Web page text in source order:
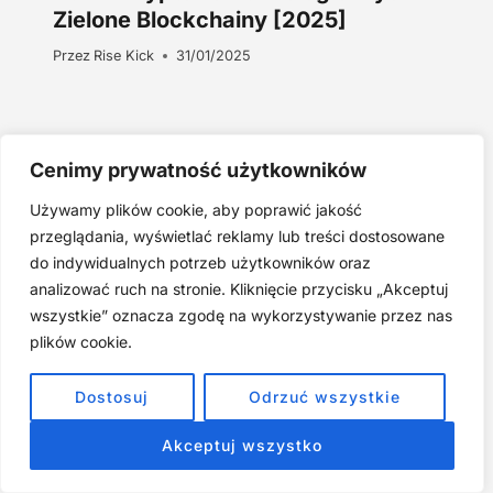
Cenimy prywatność użytkowników
Używamy plików cookie, aby poprawić jakość
przeglądania, wyświetlać reklamy lub treści dostosowane
do indywidualnych potrzeb użytkowników oraz
analizować ruch na stronie. Kliknięcie przycisku „Akceptuj
wszystkie” oznacza zgodę na wykorzystywanie przez nas
plików cookie.
Dostosuj Odrzuć wszystkie
Akceptuj wszystko
Zielone Blockchainy [2025]
Przez Rise Kick 31/01/2025
Znajdź Artykuł:
Joga twarzy po 40. Spokojna praktyka zamiast presji na
Najczęstsze błędy w jodze twarzy. Dlaczego mniej znaczy